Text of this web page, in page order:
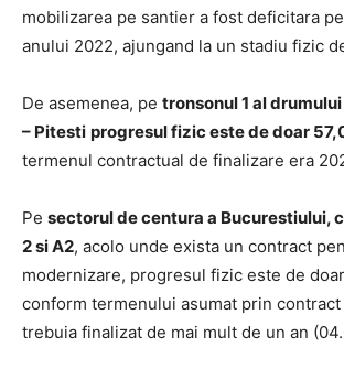
mobilizarea pe santier a fost deficitara
anului 2022, ajungand la un stadiu fizic
De asemenea, pe tronsonul 1 al
– Pitesti progresul fizic este de doar
termenul contractual de finalizare era
Pe sectorul de centura a Bucurestiului,
2 si A2, acolo unde exista un contract
modernizare, progresul fizic este de doar
conform termenului asumat prin
trebuia finalizat de mai mult de un an